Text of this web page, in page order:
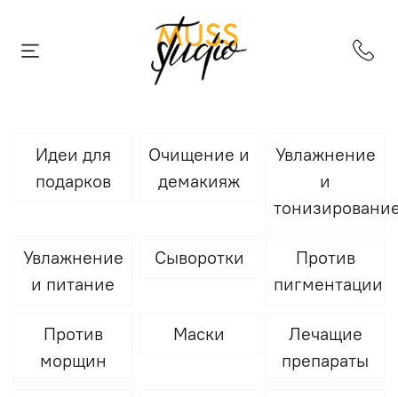
Идеи для
подарков
Очищение и
демакияж
Увлажнение
и
Увлажнение
и питание
Сыворотки
Против
пигментации
Против
морщин
Маски
Лечащие
препараты